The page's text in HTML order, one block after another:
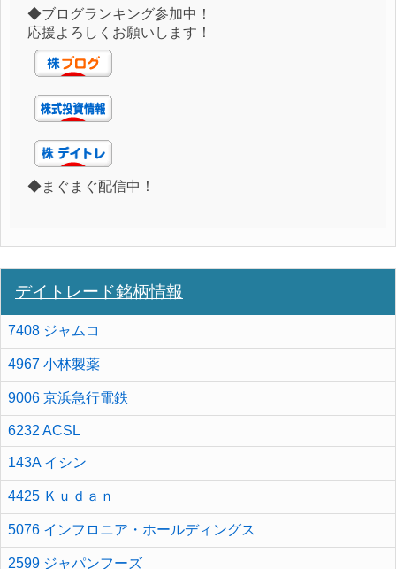
◆ブログランキング参加中！
応援よろしくお願いします！
◆まぐまぐ配信中！
デイトレード銘柄情報
7408 ジャムコ
4967 小林製薬
9006 京浜急行電鉄
6232 ACSL
143A イシン
4425 Ｋｕｄａｎ
5076 インフロニア・ホールディングス
2599 ジャパンフーズ